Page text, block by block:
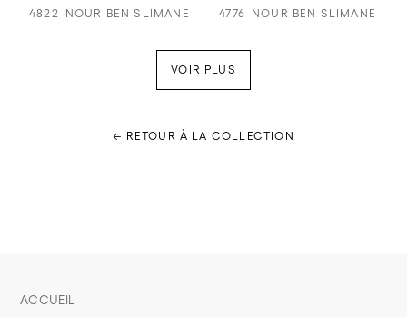
4822 NOUR BEN SLIMANE 4776 NOUR BEN SLIMANE
VOIR PLUS
← RETOUR À LA COLLECTION
ACCUEIL